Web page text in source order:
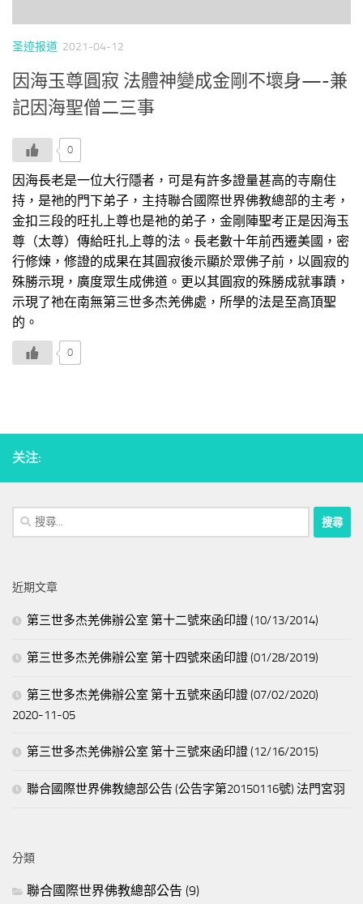
圣迹报道 2021-04-12
因海玉尊圓寂 法體神變成金剛不壞身—-兼
記因海聖僧二三事
0
因海長老是一位大行隱者，可是有許多證量甚高的寺廟住
持，是祂的門下弟子，主持聯合國際世界佛教總部的主考，
金扣三段的旺扎上尊也是祂的弟子，金剛陣聖考正是因海玉
尊（太尊）傳給旺扎上尊的法。長老數十年前西遷美國，密
行修煉，修證的成果在其圓寂後示顯於眾佛子前，以圓寂的
殊勝示現，廣度眾生成佛道。更以其圓寂的殊勝成就事蹟，
示現了祂在南無第三世多杰羌佛處，所學的法是至高頂聖
的。
0
关注:
搜
尋
字:
近期文章
第三世多杰羌佛辦公室 第十二號來函印證 (10/13/2014)
第三世多杰羌佛辦公室 第十四號來函印證 (01/28/2019)
第三世多杰羌佛辦公室 第十五號來函印證 (07/02/2020)
2020-11-05
第三世多杰羌佛辦公室 第十三號來函印證 (12/16/2015)
聯合國際世界佛教總部公告 (公告字第20150116號) 法門宮羽
分類
聯合國際世界佛教總部公告 (9)